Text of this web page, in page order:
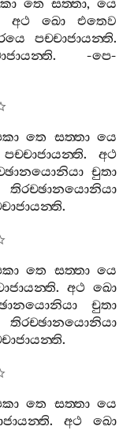
තෙ සත‍්තා,යෙ
අථ ඛො
එතෙව
පච‍්චාජායන‍්ති.
. -පෙ-
තෙ සත‍්තා යෙ
පච‍්චාජායන‍්ති. අථ
චුතා
තිරච‍්ඡානයොනියා
.
තෙ සත‍්තා යෙ
. අථ ඛො
චුතා
තිරච‍්ඡානයොනියා
.
තෙ සත‍්තා යෙ
. අථ
ඛො